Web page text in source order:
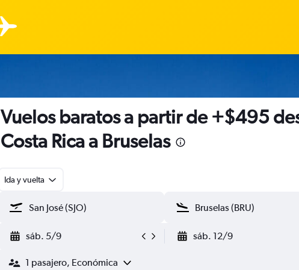
Vuelos baratos a partir de +$495
Costa Rica a Bruselas
Ida y vuelta
sáb. 5/9 sáb. 12/9
1 pasajero, Económica